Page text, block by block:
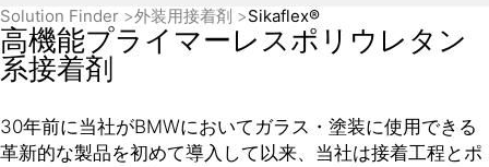
Solution Finder 外装用接着剤 Sikaflex®
高機能プライマーレスポリウレタン
系接着剤
30年前に当社がBMWにおいてガラス・塗装に使用できる
革新的な製品を初めて導入して以来、当社は接着工程とポ